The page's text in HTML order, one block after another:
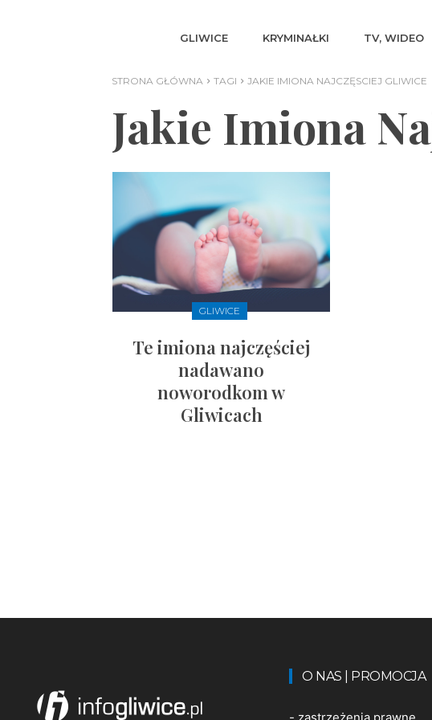
GLIWICE KRYMINAŁKI TV, WIDEO
STRONA GŁÓWNA TAGI JAKIE IMIONA NAJCZĘSCIEJ GLIWICE
Jakie Imiona
GLIWICE
Te imiona najczęściej
nadawano
noworodkom w
Gliwicach
O NAS | PROMOCJA
- zastrzeżenia prawne